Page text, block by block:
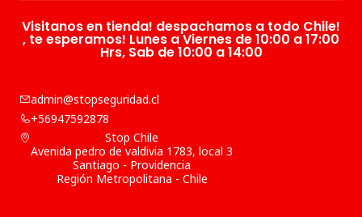
Visitanos en tienda! despachamos a todo Chile!
, te esperamos! Lunes a Viernes de 10:00 a 17:00
Hrs, Sab de 10:00 a 14:00
admin@stopseguridad.cl
+56947592878
Stop Chile
Avenida pedro de valdivia 1783, local 3
Santiago - Providencia
Región Metropolitana - Chile